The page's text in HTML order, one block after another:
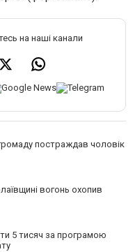
на наші канали
постраждав чоловік
вогонь охопив
5 тисяч за програмою